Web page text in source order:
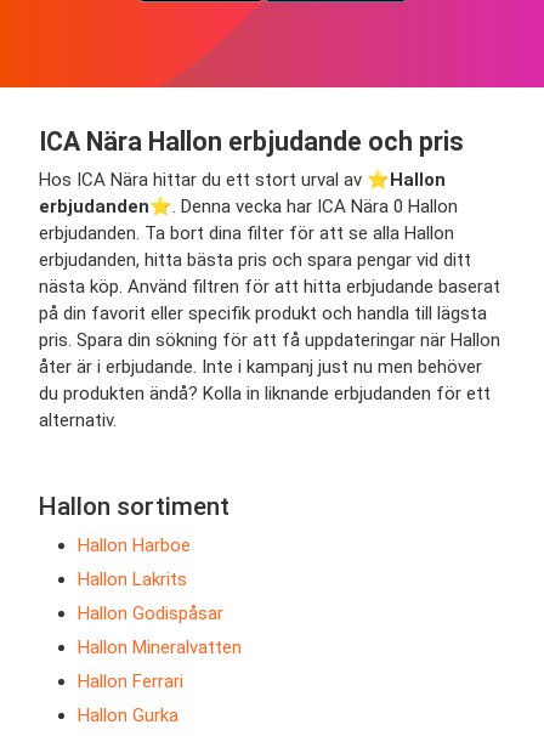
ICA Nära Hallon erbjudande och pris
Hos ICA Nära hittar du ett stort urval av ⭐️Hallon
erbjudanden⭐️. Denna vecka har ICA Nära 0 Hallon
erbjudanden. Ta bort dina filter för att se alla Hallon
erbjudanden, hitta bästa pris och spara pengar vid ditt
nästa köp. Använd filtren för att hitta erbjudande baserat
på din favorit eller specifik produkt och handla till lägsta
pris. Spara din sökning för att få uppdateringar när Hallon
åter är i erbjudande. Inte i kampanj just nu men behöver
du produkten ändå? Kolla in liknande erbjudanden för ett
alternativ.
Hallon sortiment
Hallon Harboe
Hallon Lakrits
Hallon Godispåsar
Hallon Mineralvatten
Hallon Ferrari
Hallon Gurka